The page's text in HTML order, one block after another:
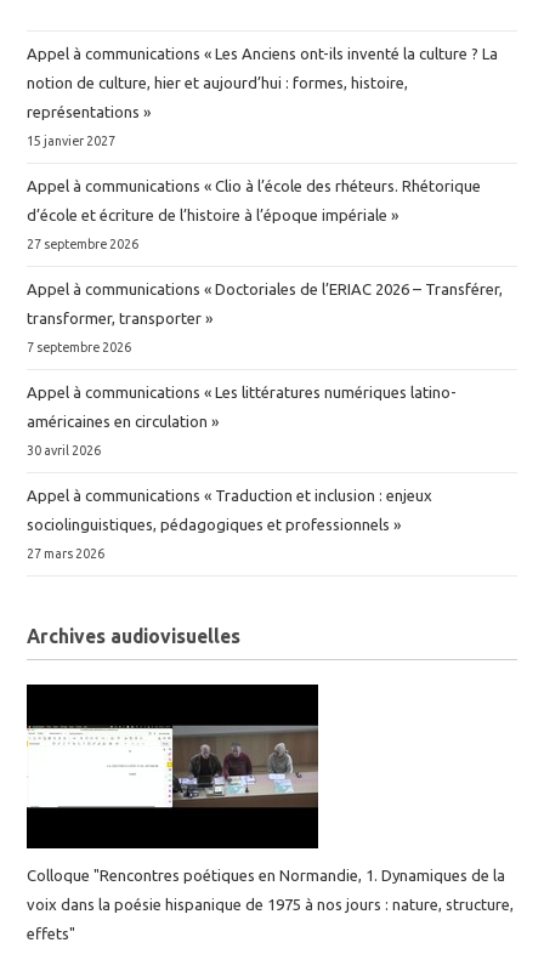
Appel à communications « Les Anciens ont-ils inventé la culture ? La
notion de culture, hier et aujourd’hui : formes, histoire,
représentations »
15 janvier 2027
Appel à communications « Clio à l’école des rhéteurs. Rhétorique
d’école et écriture de l’histoire à l’époque impériale »
27 septembre 2026
Appel à communications « Doctoriales de l’ERIAC 2026 – Transférer,
transformer, transporter »
7 septembre 2026
Appel à communications « Les littératures numériques latino-
américaines en circulation »
30 avril 2026
Appel à communications « Traduction et inclusion : enjeux
sociolinguistiques, pédagogiques et professionnels »
27 mars 2026
Archives audiovisuelles
Colloque "Rencontres poétiques en Normandie, 1. Dynamiques de la
voix dans la poésie hispanique de 1975 à nos jours : nature, structure,
effets"